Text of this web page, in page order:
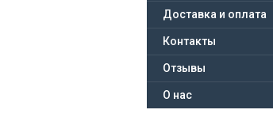
Доставка и оплата
Контакты
Отзывы
О нас